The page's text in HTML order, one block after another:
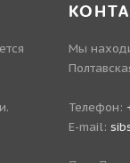
Мы
Телефон:
E-mail: